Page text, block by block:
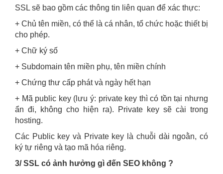
SSL sẽ bao gồm các thông tin liên quan để xác thực:
+ Chủ tên miền, có thể là cá nhân, tổ chức hoặc thiết bị
cho phép.
+ Chữ ký số
+ Subdomain tên miền phụ, tên miền chính
+ Chứng thư cấp phát và ngày hết hạn
+ Mã public key (lưu ý: private key thì có tồn tại nhưng
ẩn đi, không cho hiện ra). Private key sẽ cài trong
hosting.
Các Public key và Private key là chuỗi dài ngoằn, có
ký tự riêng và tạo mã hóa riêng.
3/ SSL có ảnh hưởng gì đến SEO không ?